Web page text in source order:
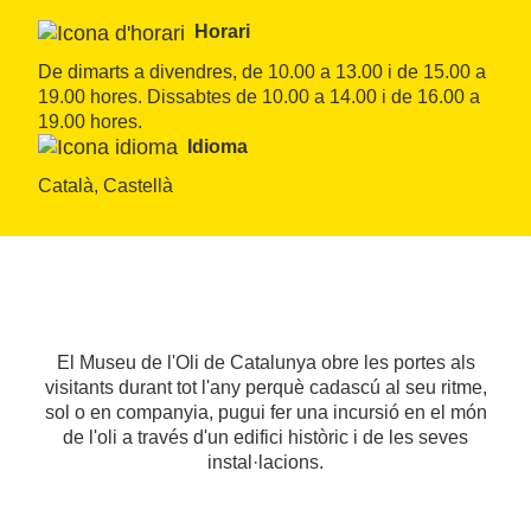
Horari
De dimarts a divendres, de 10.00 a 13.00 i de 15.00 a
19.00 hores. Dissabtes de 10.00 a 14.00 i de 16.00 a
19.00 hores.
Idioma
Català, Castellà
El Museu de l'Oli de Catalunya obre les portes als
visitants durant tot l'any perquè cadascú al seu ritme,
sol o en companyia, pugui fer una incursió en el món
de l'oli a través d'un edifici històric i de les seves
instal·lacions.